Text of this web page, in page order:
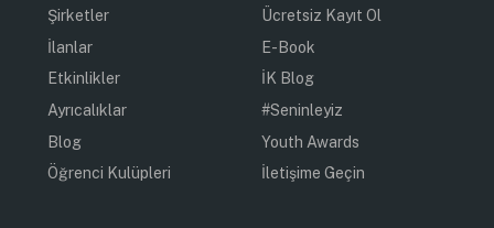
Şirketler
İlanlar
Etkinlikler
Ayrıcalıklar
Blog
Öğrenci Kulüpleri
Ücretsiz Kayıt Ol
E-Book
İK Blog
#Seninleyiz
Youth Awards
İletişime Geçin